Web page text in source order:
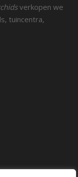
verkopen we
tuincentra,